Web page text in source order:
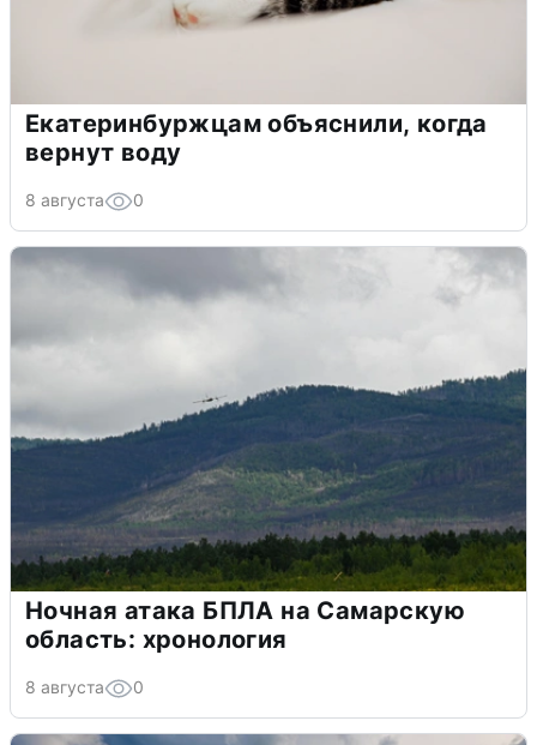
Екатеринбуржцам объяснили, когда
вернут воду
8 августа 0
Ночная атака БПЛА на Самарскую
область: хронология
8 августа 0